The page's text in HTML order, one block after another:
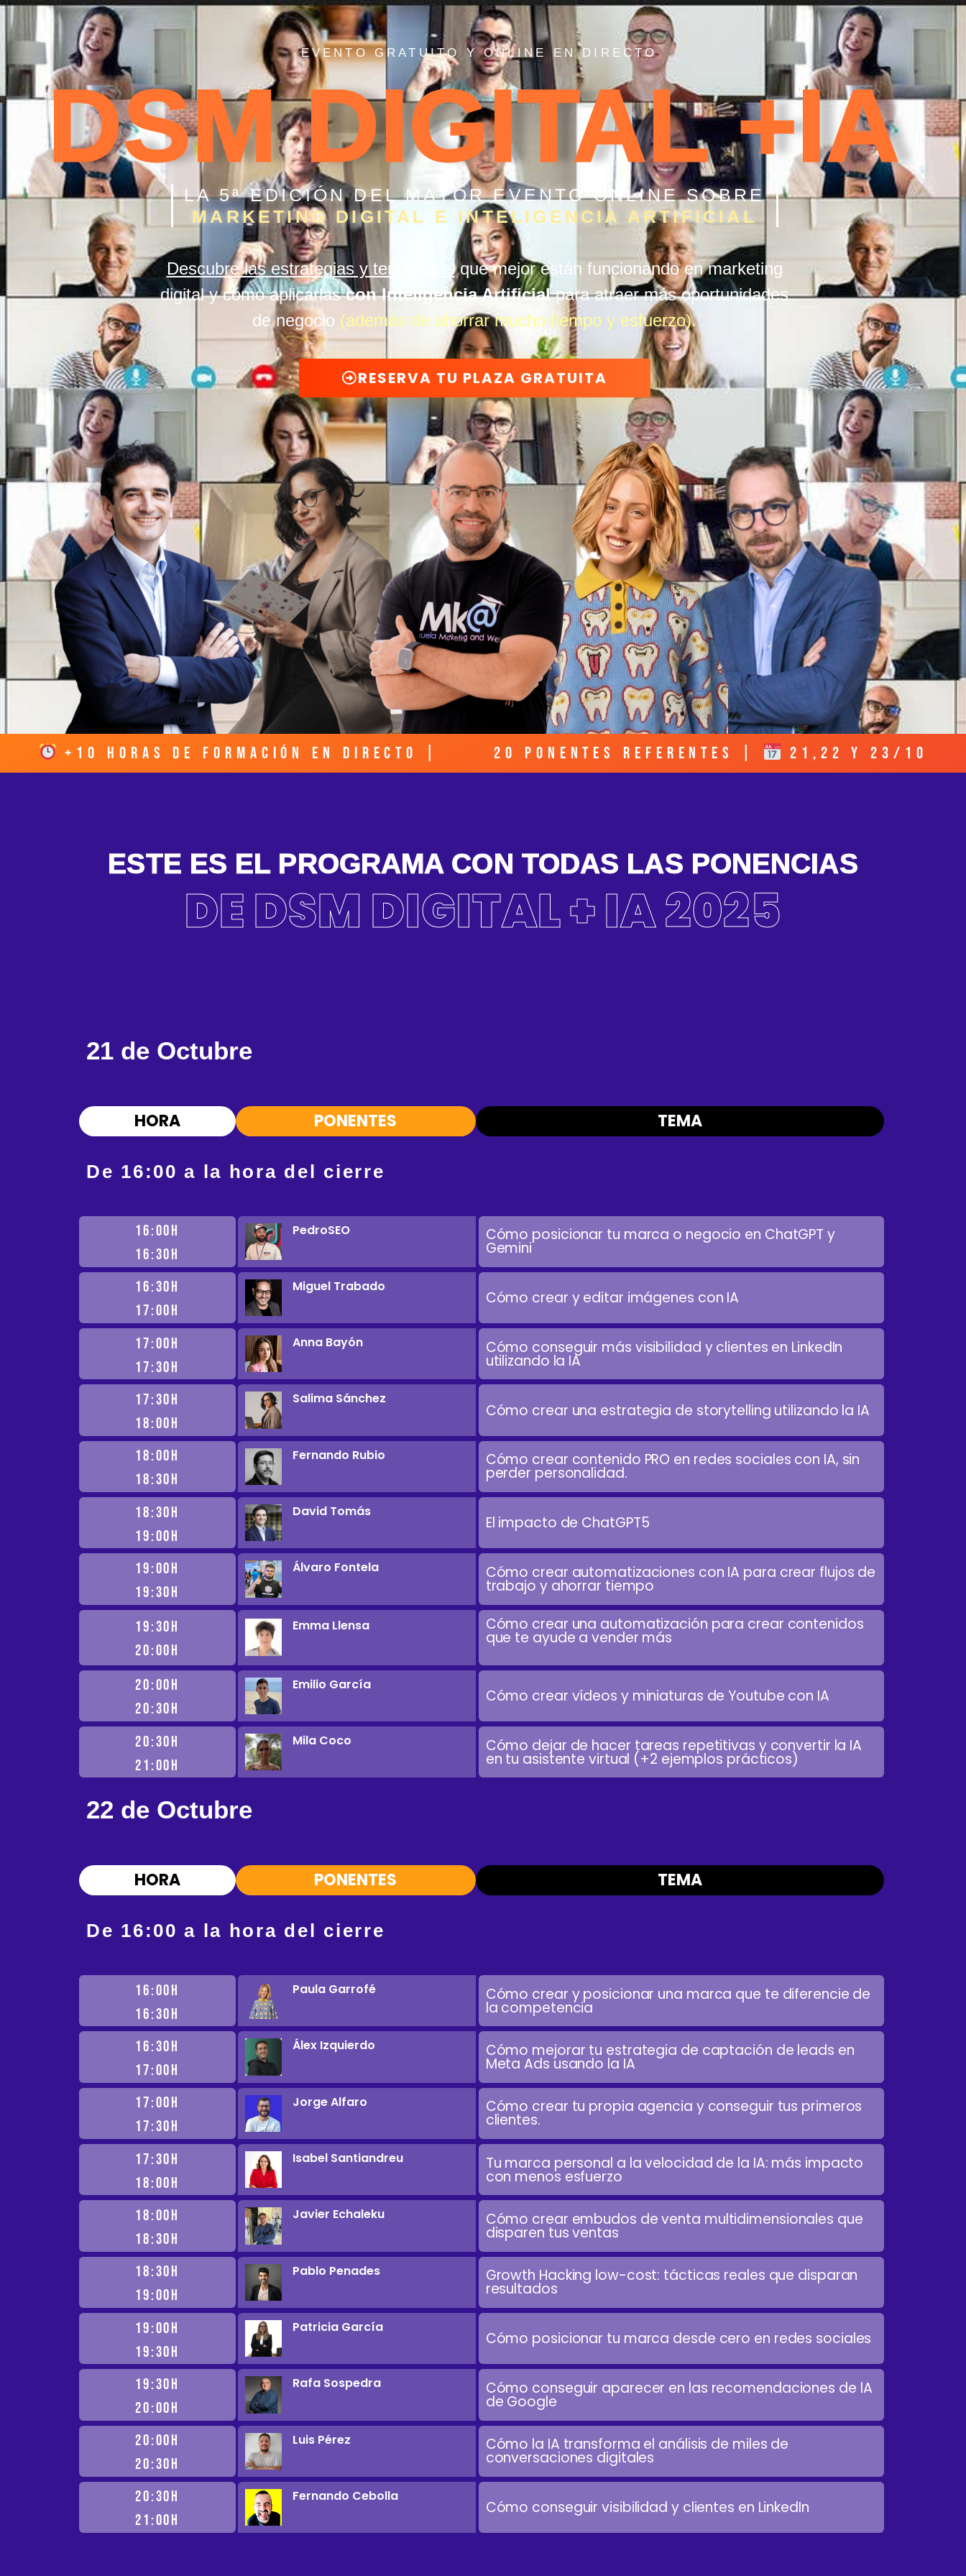
EVENTO GRATUITO Y ONLINE EN DIRECTO
DSM DIGITAL +IA
LA 5ª EDICIÓN DEL MAYOR EVENTO ONLINE SOBRE
MARKETING DIGITAL E INTELIGENCIA ARTIFICIAL
Descubre las estrategias y tendenciasque mejor están funcionando en marketing
digital y cómo aplicarlascon Inteligencia Artificialpara atraer más oportunidades
de negocio (además de ahorrar mucho tiempo y esfuerzo).
RESERVA TU PLAZA GRATUITA
+10 horas de formación en directo | 20 ponentes referentes | 21,22 y 23/10
ESTE ES EL PROGRAMA CON TODAS LAS PONENCIAS
DE DSM DIGITAL + IA 2025
21 de Octubre
HORA PONENTES TEMA
De 16:00 a la hora del cierre
16:00H
16:30H
PedroSEO Cómo posicionar tu marca o negocio en ChatGPT y
Gemini
16:30H
17:00H
Miguel Trabado
Cómo crear y editar imágenes con IA
17:00H
17:30H
Anna Bayón Cómo conseguir más visibilidad y clientes en LinkedIn
utilizando la IA
17:30H
18:00H
Salima Sánchez
Cómo crear una estrategia de storytelling utilizando la IA
18:00H
18:30H
Fernando Rubio Cómo crear contenido PRO en redes sociales con IA, sin
perder personalidad.
18:30H
19:00H
David Tomás
El impacto de ChatGPT5
19:00H
19:30H
Álvaro Fontela Cómo crear automatizaciones con IA para crear flujos de
trabajo y ahorrar tiempo
19:30H
20:00H
Emma Llensa Cómo crear una automatización para crear contenidos
que te ayude a vender más
20:00H
20:30H
Emilio García
Cómo crear vídeos y miniaturas de Youtube con IA
20:30H
21:00H
Mila Coco Cómo dejar de hacer tareas repetitivas y convertir la IA
en tu asistente virtual (+2 ejemplos prácticos)
22 de Octubre
HORA PONENTES TEMA
De 16:00 a la hora del cierre
16:00H
16:30H
Paula Garrofé Cómo crear y posicionar una marca que te diferencie de
la competencia
16:30H
17:00H
Álex Izquierdo Cómo mejorar tu estrategia de captación de leads en
Meta Ads usando la IA
17:00H
17:30H
Jorge Alfaro Cómo crear tu propia agencia y conseguir tus primeros
clientes.
17:30H
18:00H
Isabel Santiandreu Tu marca personal a la velocidad de la IA: más impacto
con menos esfuerzo
18:00H
18:30H
Javier Echaleku Cómo crear embudos de venta multidimensionales que
disparen tus ventas
18:30H
19:00H
Pablo Penades Growth Hacking low-cost: tácticas reales que disparan
resultados
19:00H
19:30H
Patricia García
Cómo posicionar tu marca desde cero en redes sociales
19:30H
20:00H
Rafa Sospedra Cómo conseguir aparecer en las recomendaciones de lA
de Google
20:00H
20:30H
Luis Pérez Cómo la IA transforma el análisis de miles de
conversaciones digitales
20:30H
21:00H
Fernando Cebolla
Cómo conseguir visibilidad y clientes en LinkedIn